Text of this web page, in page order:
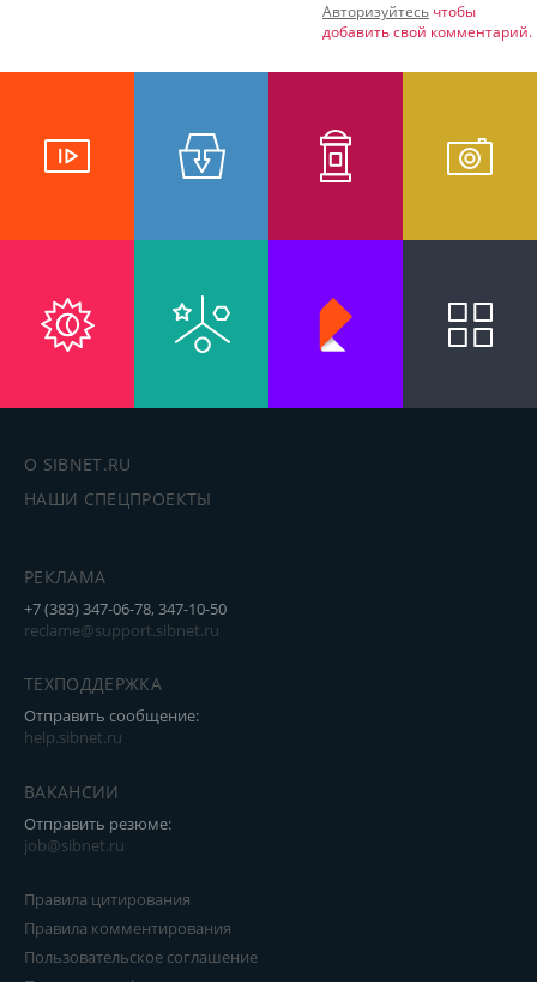
Авторизуйтесь чтобы
добавить свой комментарий.
О SIBNET.RU
НАШИ СПЕЦПРОЕКТЫ
РЕКЛАМА
+7 (383) 347-06-78, 347-10-50
reclame@support.sibnet.ru
ТЕХПОДДЕРЖКА
Отправить сообщение:
help.sibnet.ru
ВАКАНСИИ
Отправить резюме:
job@sibnet.ru
Правила цитирования
Правила комментирования
Пользовательское соглашение